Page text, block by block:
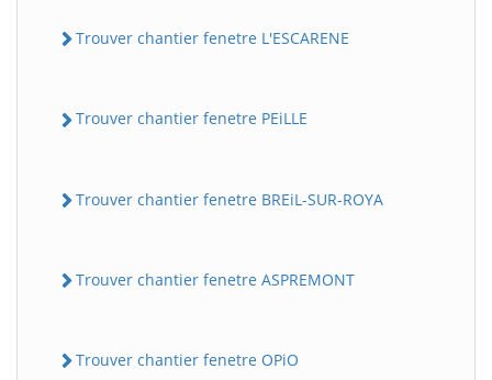
Trouver chantier fenetre L'ESCARENE
Trouver chantier fenetre PEiLLE
Trouver chantier fenetre BREiL-SUR-ROYA
Trouver chantier fenetre ASPREMONT
Trouver chantier fenetre OPiO